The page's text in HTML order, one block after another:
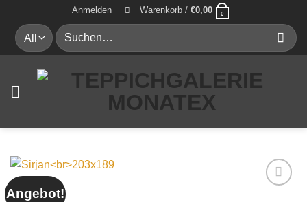
Inhalt
springen
Anmelden Warenkorb / €0,00 0
Suche
nach:
Angebot!